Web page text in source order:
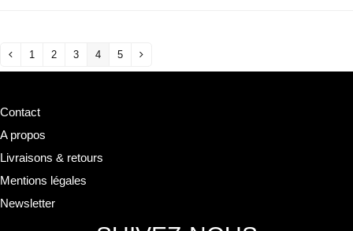
Précédent
Page
1 Page
2 Page
3 Page
4 Page
5 Suivant
Contact
A propos
Livraisons & retours
Mentions légales
Newsletter